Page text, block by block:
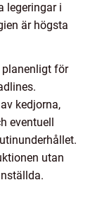
legeringar i
är högsta
planenligt för
kedjorna,
eventuell
utan